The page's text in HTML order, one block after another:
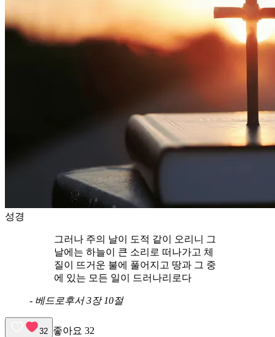
성경
그러나 주의 날이 도적 같이 오리니 그
날에는 하늘이 큰 소리로 떠나가고 체
질이 뜨거운 불에 풀어지고 땅과 그 중
에 있는 모든 일이 드러나리로다
- 베드로후서 3장 10절
32 좋아요 32